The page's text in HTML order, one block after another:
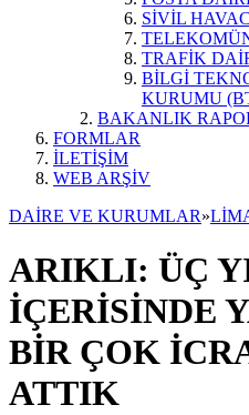
SİVİL
TRAFİK
BİLGİ
KURUMU
BAKANLIK
FORMLAR
İLETİŞİM
WEB ARŞİV
DAİRE VE KURUMLAR»
ARIKLI: ÜÇ
İÇERİSİNDE
BİR ÇOK
ATTIK